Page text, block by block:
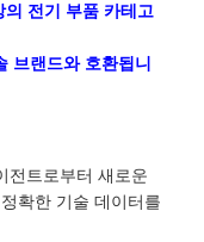
전기 부품 카테고
브랜드와 호환됩니
전트로부터 새로운
확한 기술 데이터를